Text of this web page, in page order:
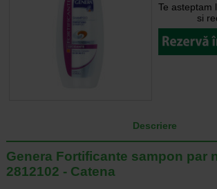
Te asteptam
si
Descriere
Genera Fortificante sampon par
2812102 - Catena